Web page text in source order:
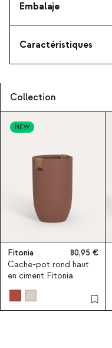
Embalaje
Caractéristiques
Collection
NEW
Fitonia
80,95
Cache-pot rond haut
en ciment Fitonia